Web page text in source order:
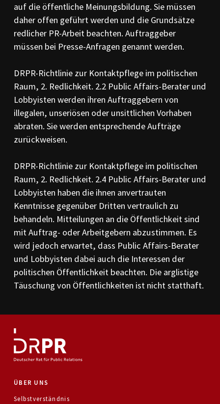
auf die öffentliche Meinungsbildung. Sie müssen
daher offen geführt werden und die Grundsätze
redlicher PR-Arbeit beachten. Auftraggeber
müssen bei Presse-Anfragen genannt werden.
DRPR-Richtlinie zur Kontaktpflege im politischen
Raum, 2. Redlichkeit. 2.2 Public Affairs-Berater und
Lobbyisten werden ihren Auftraggebern von
illegalen, unseriösen oder unsittlichen Vorhaben
abraten. Sie werden entsprechende Aufträge
zurückweisen.
DRPR-Richtlinie zur Kontaktpflege im politischen
Raum, 2. Redlichkeit. 2.4 Public Affairs-Berater und
Lobbyisten haben die ihnen anvertrauten
Kenntnisse gegenüber Dritten vertraulich zu
behandeln. Mitteilungen an die Öffentlichkeit sind
mit Auftrag- oder Arbeitgebern abzustimmen. Es
wird jedoch erwartet, dass Public Affairs-Berater
und Lobbyisten dabei auch die Interessen der
politischen Öffentlichkeit beachten. Die arglistige
Täuschung von Öffentlichkeiten ist nicht statthaft.
ÜBER UNS
Selbstverständnis